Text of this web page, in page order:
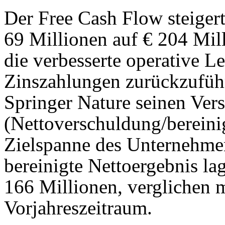
Der Free Cash Flow
69 Millionen auf € 204
die verbesserte operative
Zinszahlungen
Springer Nature seinen
(Nettoverschuldung/
Zielspanne des
bereinigte Nettoergebnis
166 Millionen, verglichen
Vorjahreszeitraum.